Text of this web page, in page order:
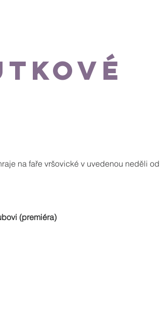
na faře vršovické v uvedenou neděli od
(premiéra)